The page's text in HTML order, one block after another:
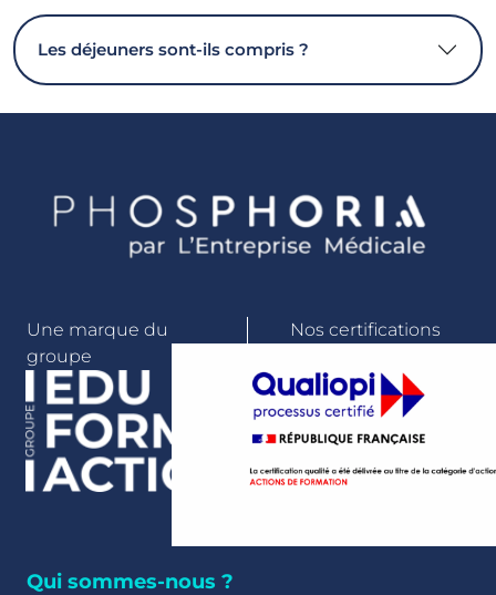
Les déjeuners sont-ils compris ?
Une marque du
groupe
Nos certifications
Qui sommes-nous ?